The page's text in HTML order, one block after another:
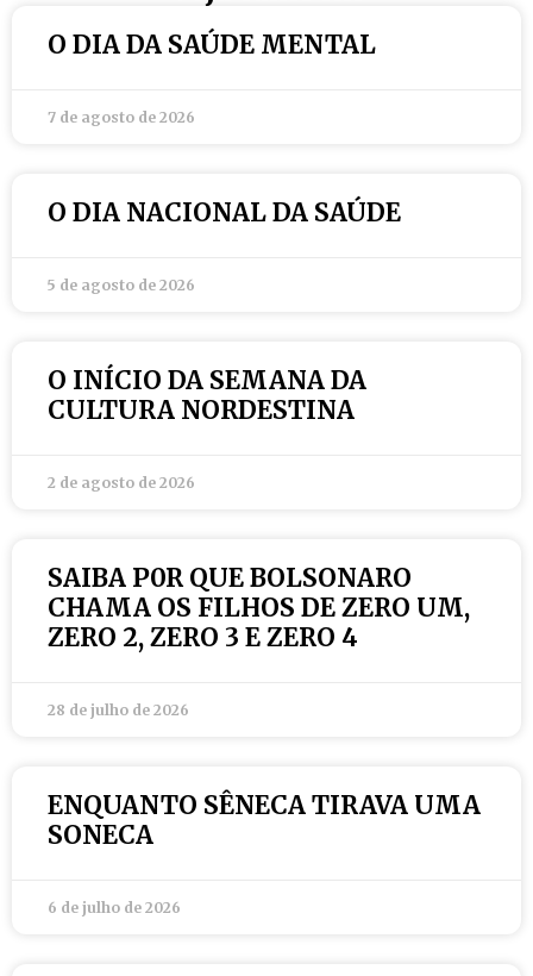
O DIA DA SAÚDE MENTAL
7 de agosto de 2026
O DIA NACIONAL DA SAÚDE
5 de agosto de 2026
O INÍCIO DA SEMANA DA
CULTURA NORDESTINA
2 de agosto de 2026
SAIBA P0R QUE BOLSONARO
CHAMA OS FILHOS DE ZERO UM,
ZERO 2, ZERO 3 E ZERO 4
28 de julho de 2026
ENQUANTO SÊNECA TIRAVA UMA
SONECA
6 de julho de 2026